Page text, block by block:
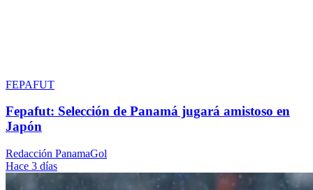
FEPAFUT
Fepafut: Selección de Panamá jugará amistoso en
Japón
Redacción PanamaGol
Hace 3 días